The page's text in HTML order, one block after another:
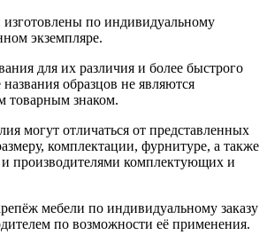
по индивидуальному
экземпляре.
для их различия и более быстрого
образцов не являются
товарным знаком.
могут отличаться от представленных
комплектации, фурнитуре, а также
производителями комплектующих и
мебели по индивидуальному заказу
по возможности её применения.